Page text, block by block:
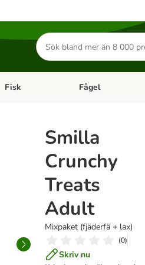
Sök
efter
produkter
Open category menu: Smådjur
Fisk Open category
Fågel
Smilla
Crunchy
Treats
Adult
Mixpaket (fjäderfä + lax)
(0)
Skriv nu